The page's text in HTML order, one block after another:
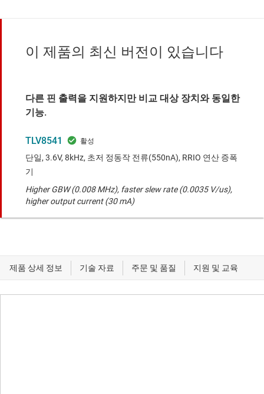
이 제품의 최신 버전이 있습니다
다른 핀 출력을 지원하지만 비교 대상 장치와 동일한
기능.
TLV8541
단일, 3.6V, 8kHz, 초저 정동작 전류(550nA), RRIO 연산 증폭
기
Higher GBW (0.008 MHz), faster slew rate (0.0035 V/us),
higher output current (30 mA)